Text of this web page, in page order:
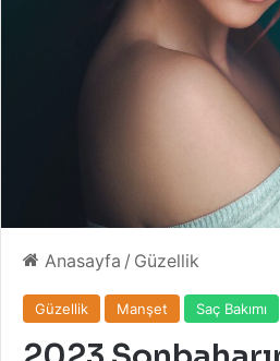
Anasayfa / Güzellik
Güzellik Manşet Saç Bakımı